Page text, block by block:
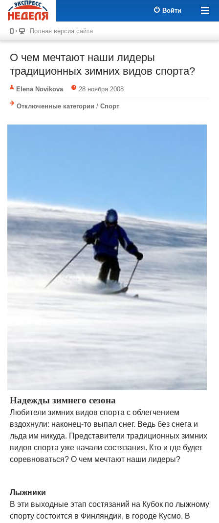
Войти
Полная версия сайта
О чем мечтают наши лидеры
традиционных зимних видов спорта?
Elena Novikova 28 ноября 2008
Отключенные категории / Спорт
Надежды зимнего сезона
Любители зимних видов спорта с облегчением
вздохнули: наконец-то выпал снег. Ведь без снега и
льда им никуда. Представители традиционных зимних
видов спорта уже начали состязания. Кто и где будет
соревноваться? О чем мечтают наши лидеры?
Лыжники
В эти выходные этап состязаний на Кубок по лыжному
спорту состоится в Финляндии, в городе Кусмо. В